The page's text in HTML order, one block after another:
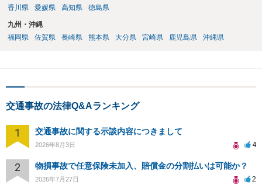
香川県
愛媛県 高知県 徳島県
九州・沖縄
福岡県
佐賀県 長崎県 熊本県 大分県 宮崎県 鹿児島県 沖縄県
交通事故の法律Q&Aランキング
1 交通事故に関する示談内容につきまして
2026年8月3日 4
2 物損事故で任意保険未加入、賠償金の分割払いは可能か？
2026年7月27日 2